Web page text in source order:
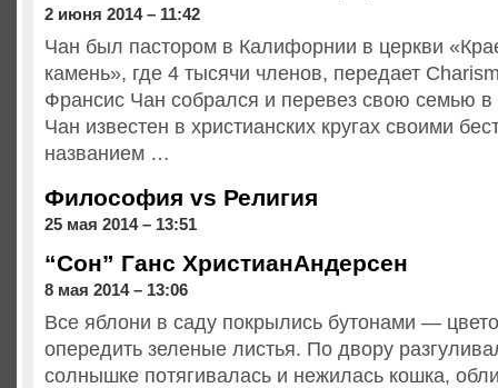
2 июня 2014 – 11:42
Чан был пастором в Калифорнии в церкви
камень», где 4 тысячи членов, передает
Франсис Чан собрался и перевез свою семью
Чан известен в христианских кругах своими
названием …
Философия vs Религия
25 мая 2014 – 13:51
“Сон” Ганс ХристианАндерсен
8 мая 2014 – 13:06
Все яблони в саду покрылись бутонами —
опередить зеленые листья. По двору
солнышке потягивалась и нежилась кошка,